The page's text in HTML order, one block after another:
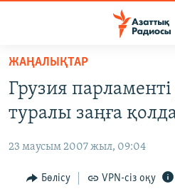
Skip
main
content
Skip
to
Navigation
САЯСАТ
AZATTYQTV
ҚАҢТАР ОҚИҒАСЫ
АДАМ ҚҰҚЫҚТАРЫ
ЖАҢАЛЫҚТАР
Грузия
туралы заңға
23 маусым 2007 жыл, 09:04
Бөлісу VPN-сіз оқу